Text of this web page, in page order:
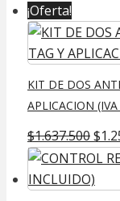
¡Oferta!
KIT DE DOS
APLICACION
$1.637.500El
$